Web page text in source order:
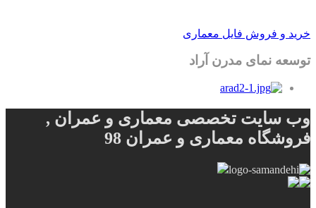
فایل معماری
مدرن آراد
تخصصی معماری و عمران ,
معماری و عمران 98